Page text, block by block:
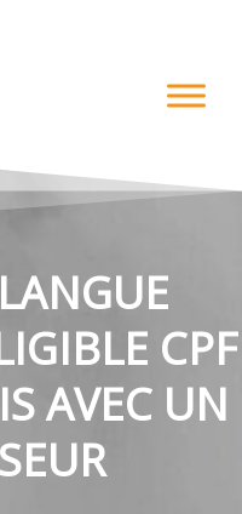
CPF
AVEC UN